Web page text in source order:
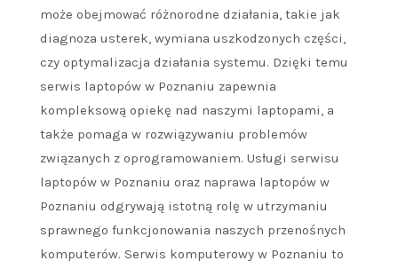
może obejmować różnorodne działania, takie jak
diagnoza usterek, wymiana uszkodzonych części,
czy optymalizacja działania systemu. Dzięki temu
serwis laptopów w Poznaniu zapewnia
kompleksową opiekę nad naszymi laptopami, a
także pomaga w rozwiązywaniu problemów
związanych z oprogramowaniem. Usługi serwisu
laptopów w Poznaniu oraz naprawa laptopów w
Poznaniu odgrywają istotną rolę w utrzymaniu
sprawnego funkcjonowania naszych przenośnych
komputerów. Serwis komputerowy w Poznaniu to